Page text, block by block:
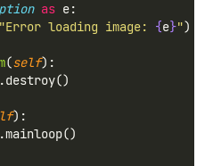
as e:
loading image: {e}")
(self):
):